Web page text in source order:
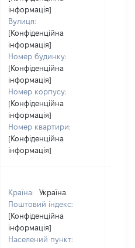
інформація]
Вулиця:
[Конфіденційна
інформація]
Номер будинку:
[Конфіденційна
інформація]
Номер корпусу:
[Конфіденційна
інформація]
Номер квартири:
[Конфіденційна
інформація]
Країна:
Україна
Поштовий індекс:
[Конфіденційна
інформація]
Населений пункт: